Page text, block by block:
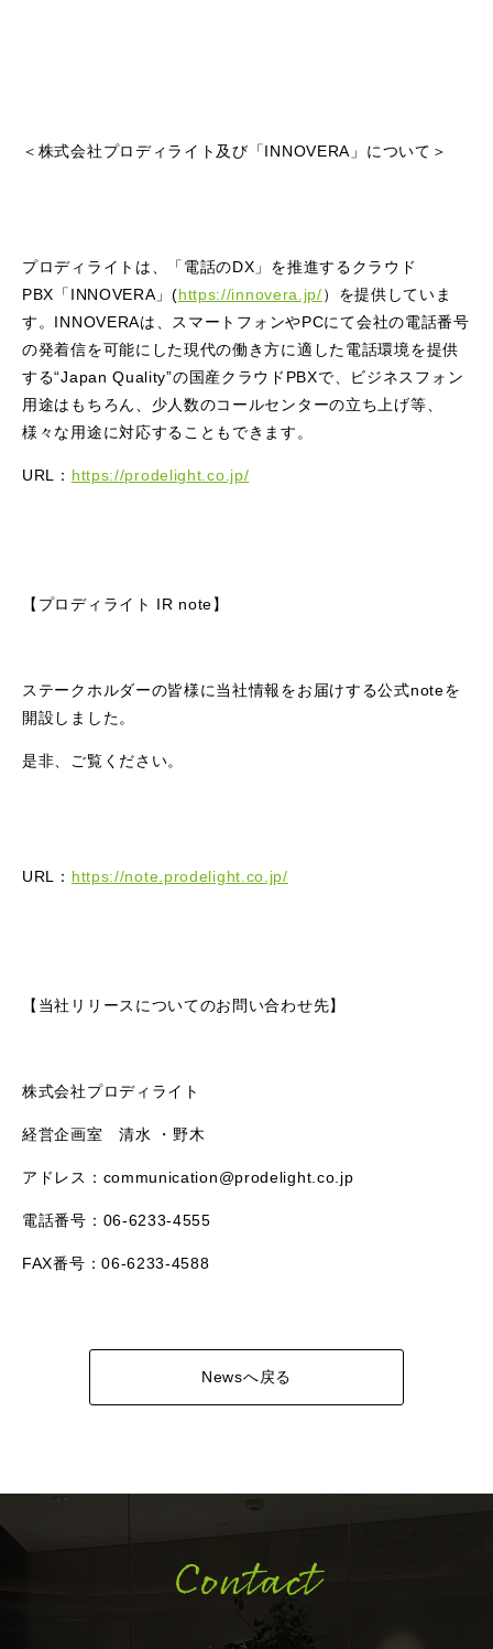
＜株式会社プロディライト及び「INNOVERA」について＞
プロディライトは、「電話のDX」を推進するクラウド
PBX「INNOVERA」(https://innovera.jp/）を提供していま
す。INNOVERAは、スマートフォンやPCにて会社の電話番号
の発着信を可能にした現代の働き方に適した電話環境を提供
する“Japan Quality”の国産クラウドPBXで、ビジネスフォン
用途はもちろん、少人数のコールセンターの立ち上げ等、
様々な用途に対応することもできます。
URL： https://prodelight.co.jp/
【プロディライト IR note】
ステークホルダーの皆様に当社情報をお届けする公式noteを
開設しました。
是非、ご覧ください。
URL： https://note.prodelight.co.jp/
【当社リリースについてのお問い合わせ先】
株式会社プロディライト
経営企画室 清水 ・野木
アドレス：communication@prodelight.co.jp
電話番号：06-6233-4555
FAX番号：06-6233-4588
Newsへ戻る
Contact